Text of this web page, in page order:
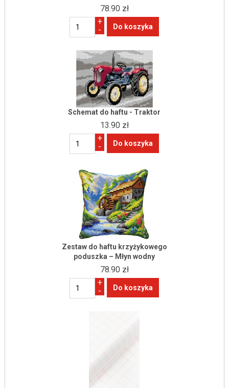
78.90 zł
+
-
Schemat do haftu - Traktor
13.90 zł
+
-
Zestaw do haftu krzyżykowego
poduszka – Młyn wodny
78.90 zł
+
-